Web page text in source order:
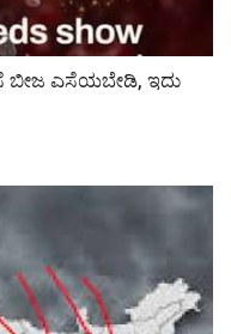
ಬೀಜ ಎಸೆಯಬೇಡಿ, ಇದು